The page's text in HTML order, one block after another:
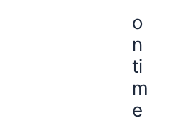
o
n
ti
m
e